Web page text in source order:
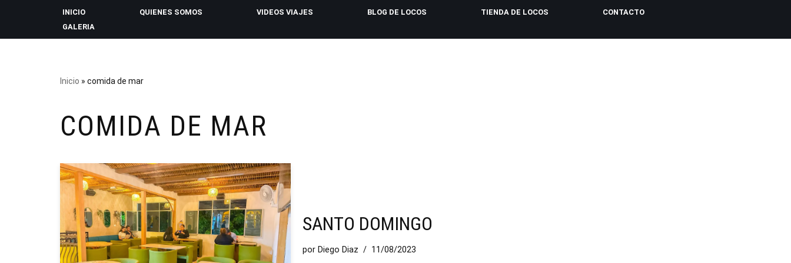
INICIO QUIENES SOMOS VIDEOS VIAJES BLOG DE LOCOS TIENDA DE LOCOS
CONTACTO
GALERIA
Inicio » comida de mar
COMIDA DE MAR
SANTO DOMINGO
por Diego Diaz 11/08/2023